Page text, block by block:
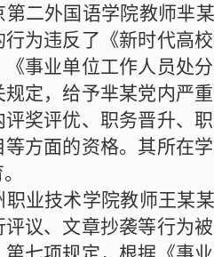
第二外国语学院教师芈
行为违反了《新时代高
事业单位工作人员处
规定，给予芈某党内严
奖评优、职务晋升、
等方面的资格。其所在
职业技术学院教师王某
议、文章抄袭等行为